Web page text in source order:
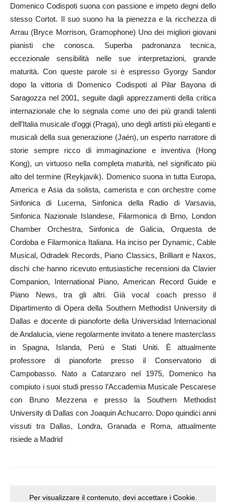
Domenico Codispoti suona con passione e impeto degni dello
stesso Cortot. Il suo suono ha la pienezza e la ricchezza di
Arrau (Bryce Morrison, Gramophone) Uno dei migliori giovani
pianisti che conosca. Superba padronanza tecnica,
eccezionale sensibilità nelle sue interpretazioni, grande
maturità. Con queste parole si è espresso Gyorgy Sandor
dopo la vittoria di Domenico Codispoti al Pilar Bayona di
Saragozza nel 2001, seguite dagli apprezzamenti della critica
internazionale che lo segnala come uno dei più grandi talenti
dell’Italia musicale d’oggi (Praga), uno degli artisti più eleganti e
musicali della sua generazione (Jaén), un esperto narratore di
storie sempre ricco di immaginazione e inventiva (Hong
Kong), un virtuoso nella completa maturità, nel significato più
alto del termine (Reykjavik). Domenico suona in tutta Europa,
America e Asia da solista, camerista e con orchestre come
Sinfonica di Lucerna, Sinfonica della Radio di Varsavia,
Sinfonica Nazionale Islandese, Filarmonica di Brno, London
Chamber Orchestra, Sinfonica de Galicia, Orquesta de
Cordoba e Filarmonica Italiana. Ha inciso per Dynamic, Cable
Musical, Odradek Records, Piano Classics, Brilliant e Naxos,
dischi che hanno ricevuto entusiastiche recensioni da Clavier
Companion, International Piano, American Record Guide e
Piano News, tra gli altri. Già vocal coach presso il
Dipartimento di Opera della Southern Methodist University di
Dallas e docente di pianoforte della Universidad Internacional
de Andalucia, viene regolarmente invitato a tenere masterclass
in Spagna, Islanda, Perù e Stati Uniti. È attualmente
professore di pianoforte presso il Conservatorio di
Campobasso. Nato a Catanzaro nel 1975, Domenico ha
compiuto i suoi studi presso l’Accademia Musicale Pescarese
con Bruno Mezzena e presso la Southern Methodist
University di Dallas con Joaquin Achucarro. Dopo quindici anni
vissuti tra Dallas, Londra, Granada e Roma, attualmente
risiede a Madrid
Per visualizzare il contenuto, devi accettare i Cookie.